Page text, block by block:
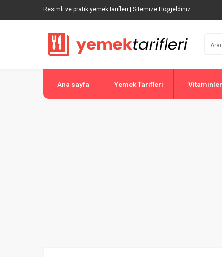
Resimli ve pratik yemek tarifleri | Sitemize Hoşgeldiniz
Ana sayfa Yemek Tarifleri Vitaminler